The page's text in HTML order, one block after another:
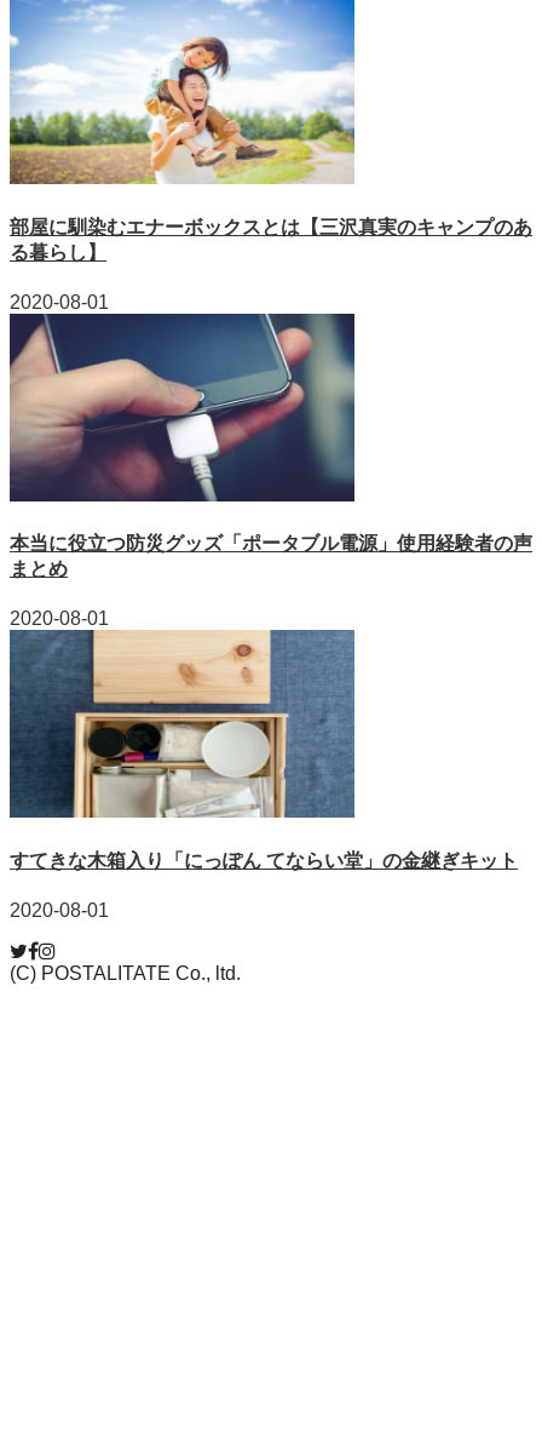
部屋に馴染むエナーボックスとは【三沢真実のキャンプのあ
る暮らし】
2020-08-01
本当に役立つ防災グッズ「ポータブル電源」使用経験者の声
まとめ
2020-08-01
すてきな木箱入り「にっぽん てならい堂」の金継ぎキット
2020-08-01
(C) POSTALITATE Co., ltd.